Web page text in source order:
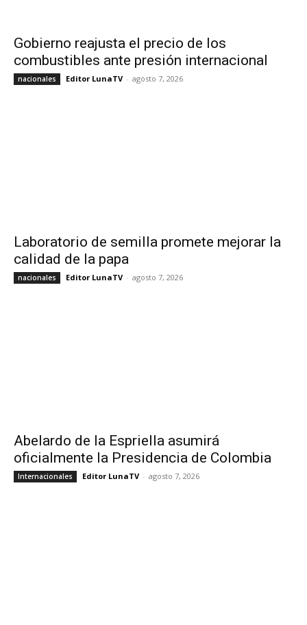
Gobierno reajusta el precio de los
combustibles ante presión internacional
nacionales Editor LunaTV - agosto 7, 2026
Laboratorio de semilla promete mejorar la
calidad de la papa
nacionales Editor LunaTV - agosto 7, 2026
Abelardo de la Espriella asumirá
oficialmente la Presidencia de Colombia
Internacionales Editor LunaTV - agosto 7, 2026